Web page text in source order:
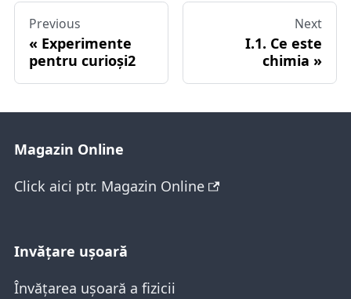
Previous
Experimente
pentru curioși2
Next
I.1. Ce este
chimia
Magazin Online
Click aici ptr. Magazin Online
Invăţare ușoară
Învățarea ușoară a fizicii